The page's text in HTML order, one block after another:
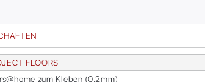
FLOORS
zum Kle­ben (0,2mm)